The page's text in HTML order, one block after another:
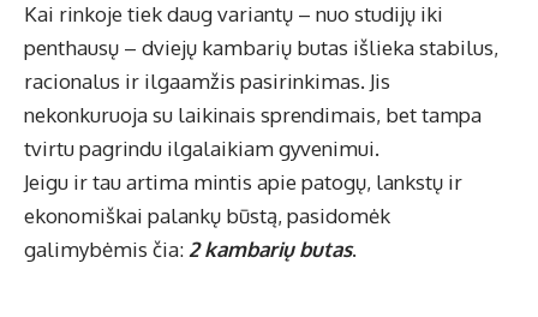
Kai rinkoje tiek daug variantų – nuo studijų iki
penthausų – dviejų kambarių butas išlieka stabilus,
racionalus ir ilgaamžis pasirinkimas. Jis
nekonkuruoja su laikinais sprendimais, bet tampa
tvirtu pagrindu ilgalaikiam gyvenimui.
Jeigu ir tau artima mintis apie patogų, lankstų ir
ekonomiškai palankų būstą, pasidomėk
galimybėmis čia:2 kambarių butas.